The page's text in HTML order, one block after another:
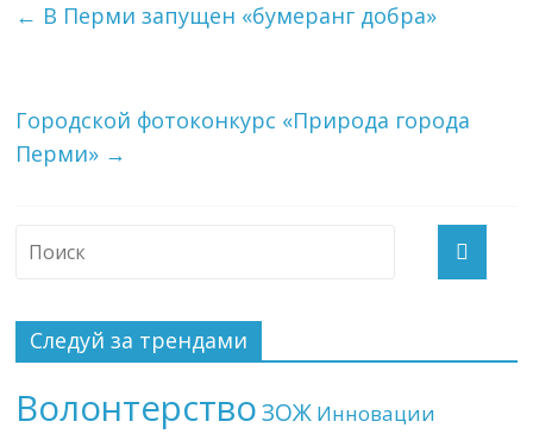
← В Перми запущен «бумеранг добра»
Городской фотоконкурс «Природа города
Перми» →
Следуй за трендами
Волонтерство ЗОЖ Инновации